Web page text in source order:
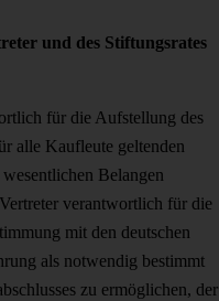
und des Stiftungsrates
für die Aufstellung des
alle Kaufleute geltenden
Belangen
verantwortlich für die
mit den deutschen
als notwendig be­stimmt
zu ermöglichen, der